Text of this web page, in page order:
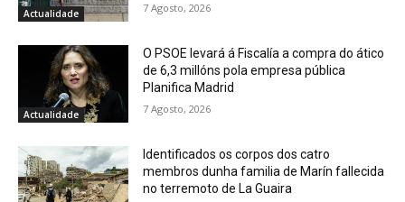
Actualidade 7 Agosto, 2026
Actualidade
O PSOE levará á Fiscalía a compra do ático
de 6,3 millóns pola empresa pública
Planifica Madrid
7 Agosto, 2026
Identificados os corpos dos catro
membros dunha familia de Marín fallecida
no terremoto de La Guaira